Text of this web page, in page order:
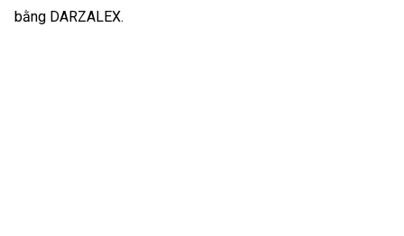
bằng DARZALEX.